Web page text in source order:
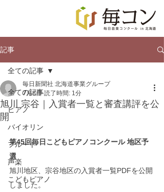
記事
全ての記事
ピアノ
バイオリン
フルート
声楽
こどもピアノ
全ての記事
旭川 宗谷｜入賞者一覧と審査講評を公
開
毎日新聞社 北海道事業グループ
7月8日 読了時間: 1分
第45回毎日こどもピアノコンクール 地区予
選
旭川地区、宗谷地区の入賞者一覧PDFを公開
しました。